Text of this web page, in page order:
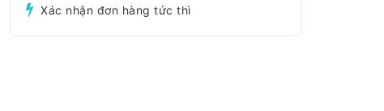
Xác nhận đơn hàng tức thì